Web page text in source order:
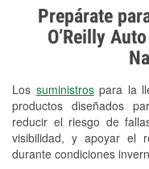
Prepárate
O’Reilly
Los suministrospara la
productos diseñados
reducir el riesgo de
visibilidad, y apoyar el
durante condiciones
Prueba